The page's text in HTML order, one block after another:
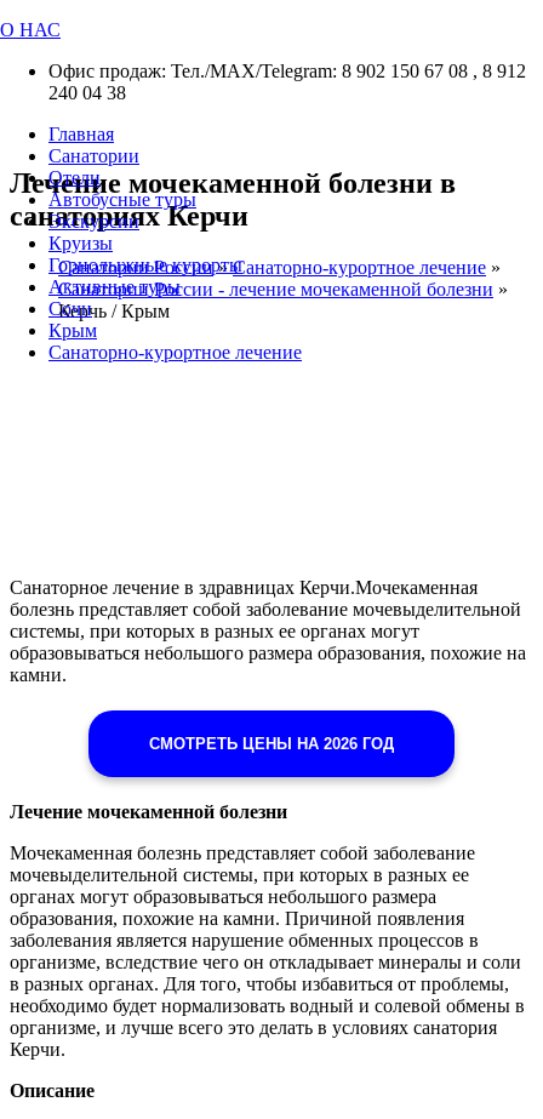
О НАС
Офис продаж: Тел./МАХ/Telegram: 8 902 150 67 08 , 8 912
240 04 38
Главная
Санатории
Отели
Автобусные туры
Экскурсии
Круизы
Горнолыжные курорты
Активные туры
Сочи
Крым
Санаторно-курортное лечение
Лечение мочекаменной болезни в
санаториях Керчи
Санатории России»Санаторно-курортное лечение »
Санатории России - лечение мочекаменной болезни »
Керчь / Крым
Санаторное лечение в здравницах Керчи.Мочекаменная
болезнь представляет собой заболевание мочевыделительной
системы, при которых в разных ее органах могут
образовываться небольшого размера образования, похожие на
камни.
СМОТРЕТЬ ЦЕНЫ НА 2026 ГОД
Лечение мочекаменной болезни
Мочекаменная болезнь представляет собой заболевание
мочевыделительной системы, при которых в разных ее
органах могут образовываться небольшого размера
образования, похожие на камни. Причиной появления
заболевания является нарушение обменных процессов в
организме, вследствие чего он откладывает минералы и соли
в разных органах. Для того, чтобы избавиться от проблемы,
необходимо будет нормализовать водный и солевой обмены в
организме, и лучше всего это делать в условиях санатория
Керчи.
Описание